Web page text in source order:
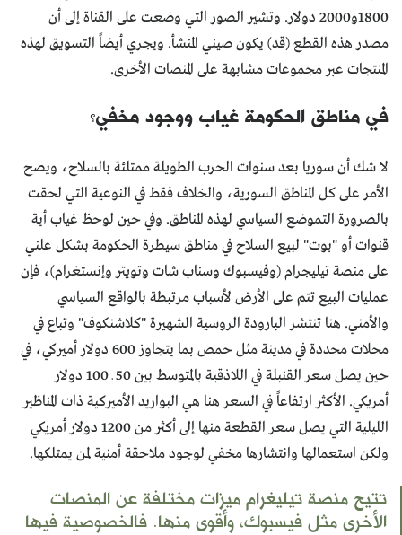
1800و2000 دولار. وتشير الصور التي وضعت على القناة إلى أن
مصدر هذه القطع (قد) يكون صيني المنشأ. ويجري أيضاً التسويق لهذه
المنتجات عبر مجموعات مشابهة على المنصات الأخرى.
في مناطق الحكومة غياب ووجود مخفي؟
لا شك أن سوريا بعد سنوات الحرب الطويلة ممتلئة بالسلاح، ويصح
الأمر على كل المناطق السورية، والخلاف فقط في النوعية التي لحقت
بالضرورة التموضع السياسي لهذه المناطق. وفي حين لوحظ غياب أية
قنوات أو "بوت" لبيع السلاح في مناطق سيطرة الحكومة بشكل علني
على منصة تيليجرام (وفيسبوك وسناب شات وتويتر وإنستغرام)، فإن
عمليات البيع تتم على الأرض لأسباب مرتبطة بالواقع السياسي
والأمني. هنا تنتشر البارودة الروسية الشهيرة "كلاشنكوف" وتباع في
محلات محددة في مدينة مثل حمص بما يتجاوز 600 دولار أميركي، في
حين يصل سعر القنبلة في اللاذقية بالمتوسط بين 50 ـ 100 دولار
أمريكي. الأكثر ارتفاعاً في السعر هنا هي البواريد الأميركية ذات المناظير
الليلية التي يصل سعر القطعة منها إلى أكثر من 1200 دولار أمريكي
ولكن استعمالها وانتشارها مخفي لوجود ملاحقة أمنية لمن يمتلكها.
تتيح منصة تيليغرام ميزات مختلفة عن المنصات
الأخرى مثل فيسبوك، وأقوى منها. فالخصوصية فيها